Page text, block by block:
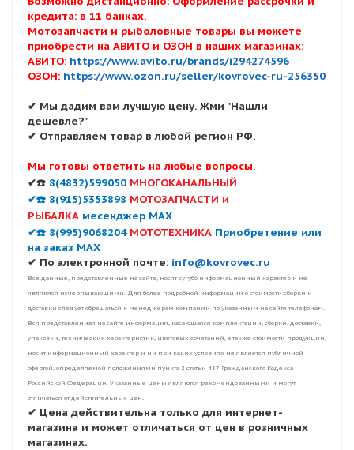
кредита: в 11 банках.
Мотозапчасти и рыболовные товары вы можете
приобрести на АВИТО и ОЗОН в наших магазинах:
АВИТО: https://www.avito.ru/brands/i294274596
ОЗОН: https://www.ozon.ru/seller/kovrovec-ru-256350
✔ Мы дадим вам лучшую цену. Жми "Нашли
дешевле?"
✔ Отправляем товар в любой регион РФ.
Мы готовы ответить на любые вопросы.
✔☎️ 8(4832)599050 МНОГОКАНАЛЬНЫЙ
✔☎️ 8(915)5353898 МОТОЗАПЧАСТИ и
РЫБАЛКА месенджер MAX
✔☎️ 8(995)9068204 МОТОТЕХНИКА Приобретение или
на заказ MAX
✔ По электронной почте: info@kovrovec.ru
Все данные, представленные на сайте, носят сугубо информационный характер и не
являются исчерпывающими. Для более подробной информации о стоимости сборки и
доставки следует обращаться к менеджерам компании по указанным на сайте телефонам.
Вся представленная на сайте информация, касающаяся комплектации, сборки, доставки,
упаковки, технических характеристик, цветовых сочетаний, а также стоимости продукции,
носит информационный характер и ни при каких условиях не является публичной
офертой, определяемой положениями пункта 2 статьи 437 Гражданского Кодекса
Российской Федерации. Указанные цены являются рекомендованными и могут
отличаться от действительных цен.
✔ Цена действительна только для интернет-
магазина и может отличаться от цен в розничных
магазинах.